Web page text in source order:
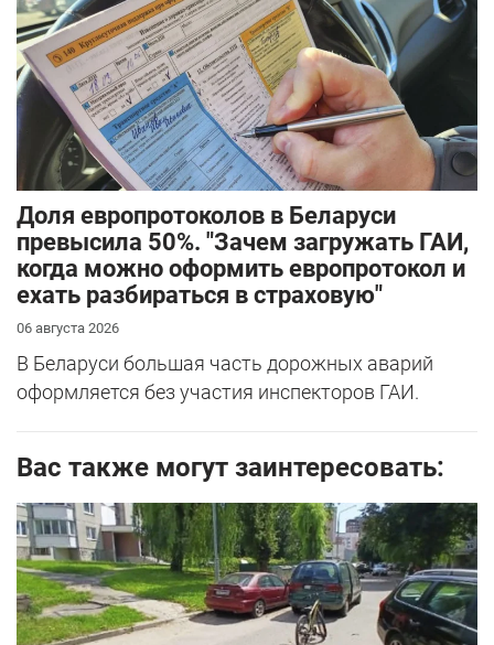
Доля европротоколов в Беларуси
превысила 50%. "Зачем загружать ГАИ,
когда можно оформить европротокол и
ехать разбираться в страховую"
06 августа 2026
В Беларуси большая часть дорожных аварий
оформляется без участия инспекторов ГАИ.
Вас также могут заинтересовать: